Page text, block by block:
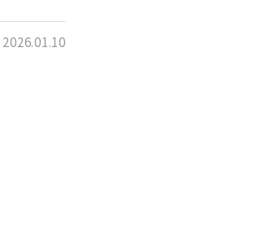
2026.01.10